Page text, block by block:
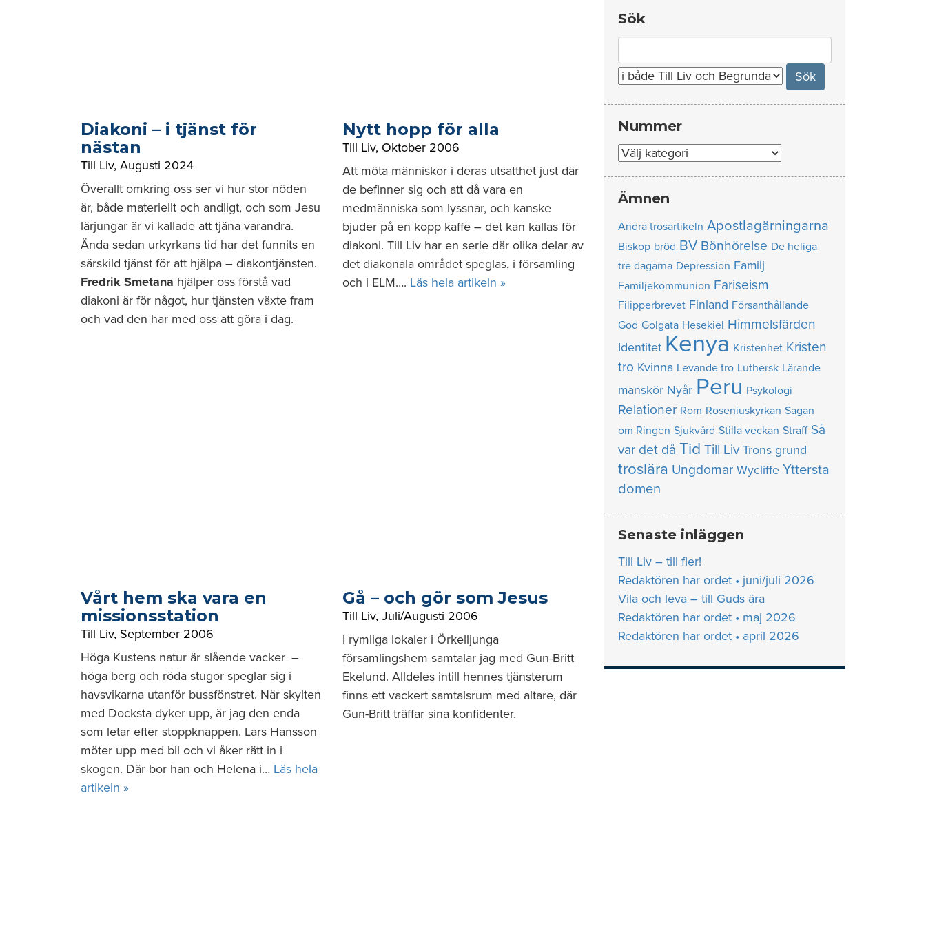
Diakoni – i tjänst för
nästan
Till Liv, Augusti 2024
Överallt omkring oss ser vi hur stor nöden
är, både materiellt och andligt, och som Jesu
lärjungar är vi kallade att tjäna varandra.
Ända sedan urkyrkans tid har det funnits en
särskild tjänst för att hjälpa – diakontjänsten.
Fredrik Smetana hjälper oss förstå vad
diakoni är för något, hur tjänsten växte fram
och vad den har med oss att göra i dag.
Nytt hopp för alla
Till Liv, Oktober 2006
Att möta människor i deras utsatthet just där
de befinner sig och att då vara en
medmänniska som lyssnar, och kanske
bjuder på en kopp kaffe – det kan kallas för
diakoni. Till Liv har en serie där olika delar av
det diakonala området speglas, i församling
och i ELM…. Läs hela artikeln »
Vårt hem ska vara en
missionsstation
Till Liv, September 2006
Höga Kustens natur är slående vacker –
höga berg och röda stugor speglar sig i
havsvikarna utanför bussfönstret. När skylten
med Docksta dyker upp, är jag den enda
som letar efter stoppknappen. Lars Hansson
möter upp med bil och vi åker rätt in i
skogen. Där bor han och Helena i… Läs hela
artikeln »
Gå – och gör som Jesus
Till Liv, Juli/Augusti 2006
I rymliga lokaler i Örkelljunga
församlingshem samtalar jag med Gun-Britt
Ekelund. Alldeles intill hennes tjänsterum
finns ett vackert samtalsrum med altare, där
Gun-Britt träffar sina konfidenter.
Sök
for:
Nummer
Nummer
Ämnen
Andra trosartikeln Apostlagärningarna
Biskop bröd BV Bönhörelse De heliga
tre dagarna Depression Familj
Familjekommunion Fariseism
Filipperbrevet Finland Försanthållande
God Golgata Hesekiel Himmelsfärden
Identitet Kenya Kristenhet Kristen
tro Kvinna Levande tro Luthersk Lärande
manskör Nyår Peru Psykologi
Relationer Rom Roseniuskyrkan Sagan
om Ringen Sjukvård Stilla veckan Straff Så
var det då Tid Till Liv Trons grund
troslära Ungdomar Wycliffe Yttersta
domen
Senaste inläggen
Till Liv – till fler!
Redaktören har ordet • juni/juli 2026
Vila och leva – till Guds ära
Redaktören har ordet • maj 2026
Redaktören har ordet • april 2026